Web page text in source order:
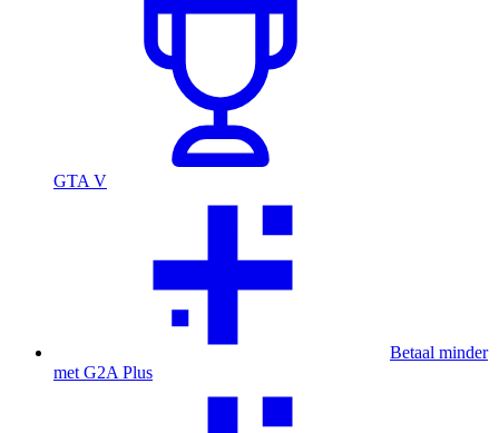
GTA V
Betaal minder
met G2A Plus